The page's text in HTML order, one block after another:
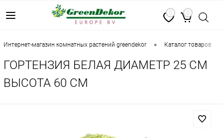
0 0
интернет-магазин комнатных растений greendekor • каталог товаров
ГОРТЕНЗИЯ БЕЛАЯ ДИАМЕТР 25 СМ
ВЫСОТА 60 СМ